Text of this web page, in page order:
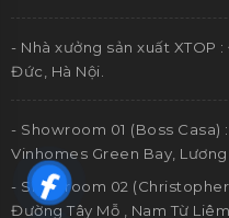
- Nhà xưởng sản xuất XTOP
Đức, Hà Nội.
- Showroom 01 (Boss Casa)
Vinhomes Green Bay, Lương
- Showroom 02 (Christopher
Đường Tây Mỗ , Nam Từ